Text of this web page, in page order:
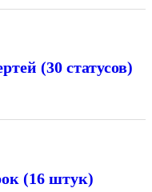
(30 статусов)
(16 штук)